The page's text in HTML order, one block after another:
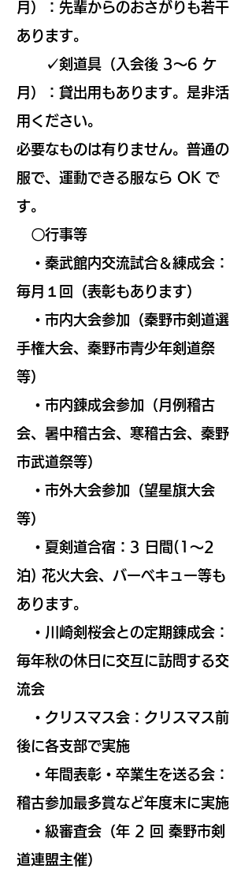
月）：先輩からのおさがりも若干
あります。
✓剣道具（入会後 3～6 ケ
月）：貸出用もあります。是非活
用ください。
必要なものは有りません。普通の
服で、運動できる服なら OK で
す。
〇行事等
・秦武館内交流試合＆練成会：
毎月１回（表彰もあります）
・市内大会参加（秦野市剣道選
手権大会、秦野市青少年剣道祭
等）
・市内錬成会参加（月例稽古
会、暑中稽古会、寒稽古会、秦野
市武道祭等）
・市外大会参加（望星旗大会
等）
・夏剣道合宿：3 日間(1～2
泊) 花火大会、バーベキュー等も
あります。
・川崎剣桜会との定期錬成会：
毎年秋の休日に交互に訪問する交
流会
・クリスマス会：クリスマス前
後に各支部で実施
・年間表彰・卒業生を送る会：
稽古参加最多賞など年度末に実施
・級審査会（年 2 回 秦野市剣
道連盟主催）